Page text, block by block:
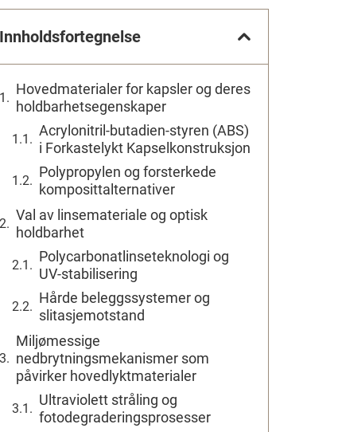
Innholdsfortegnelse
Hovedmaterialer for kapsler og deres
holdbarhetsegenskaper
Acrylonitril-butadien-styren (ABS)
i Forkastelykt Kapselkonstruksjon
Polypropylen og forsterkede
komposittalternativer
Val av linsemateriale og optisk
holdbarhet
Polycarbonatlinseteknologi og
UV-stabilisering
Hårde beleggssystemer og
slitasjemotstand
Miljømessige
nedbrytningsmekanismer som
påvirker hovedlyktmaterialer
Ultraviolett stråling og
fotodegraderingsprosesser